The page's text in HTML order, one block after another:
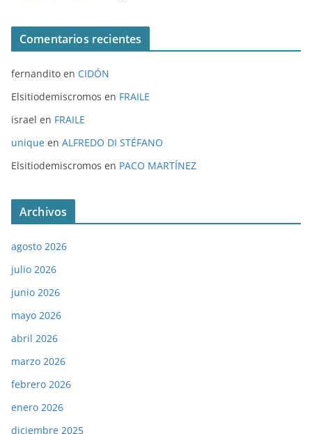
Comentarios recientes
fernandito en CIDÓN
Elsitiodemiscromos en FRAILE
israel en FRAILE
unique en ALFREDO DI STÉFANO
Elsitiodemiscromos en PACO MARTÍNEZ
Archivos
agosto 2026
julio 2026
junio 2026
mayo 2026
abril 2026
marzo 2026
febrero 2026
enero 2026
diciembre 2025